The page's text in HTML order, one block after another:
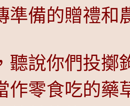
準備的贈禮和
聽說你們投
作零食吃的藥